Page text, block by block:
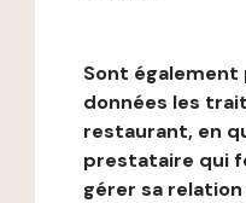
Sont
données les
restaurant, en
prestataire qui
gérer sa